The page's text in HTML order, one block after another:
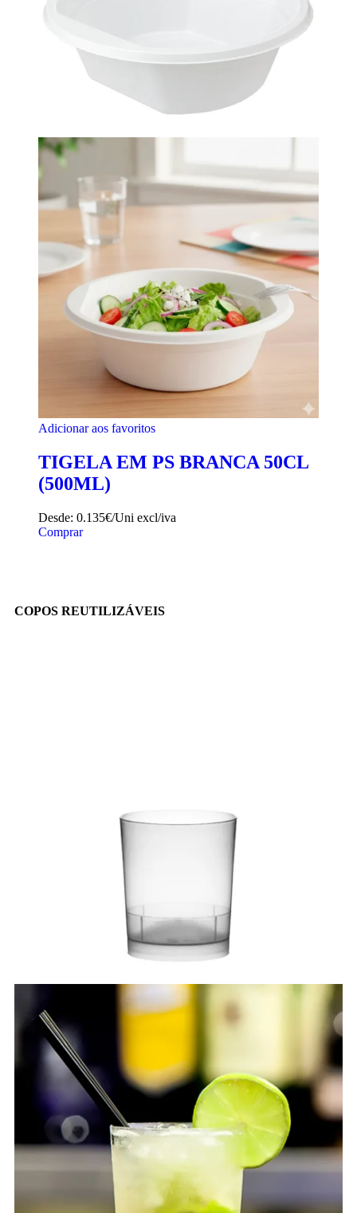
Adicionar aos favoritos
TIGELA EM PS BRANCA 50CL
(500ML)
Desde: 0.135€/Uni excl/iva
Comprar
COPOS REUTILIZÁVEIS